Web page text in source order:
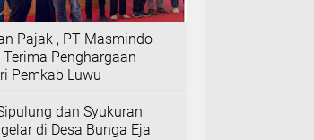
Pajak , PT Masmindo
Terima Penghargaan
Pemkab Luwu
dan Syukuran
di Desa Bunga Eja